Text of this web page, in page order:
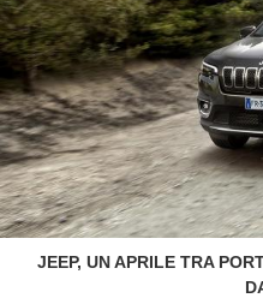
JEEP, UN APRILE TRA